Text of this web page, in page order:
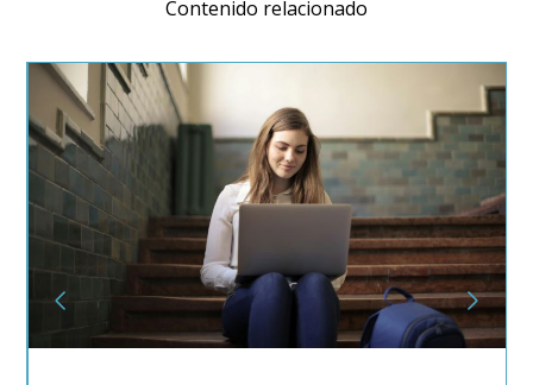
Contenido relacionado